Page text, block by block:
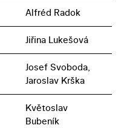
Alfréd Radok
Jiřina Lukešová
Josef Svoboda,
Jaroslav Krška
Květoslav
Bubeník